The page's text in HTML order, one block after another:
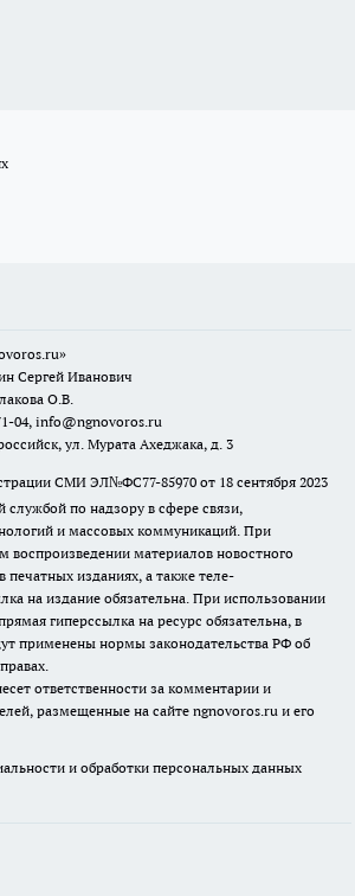
Сергей Иванович
О.В.
04, info@ngnovoros.ru
ул. Мурата Ахеджака, д. 3
СМИ ЭЛ№ФС77-85970 от 18 сентября 2023
службой по надзору в сфере связи,
и массовых коммуникаций. При
воспроизведении материалов новостного
печатных изданиях, а также теле-
на издание обязательна. При использовании
гиперссылка на ресурс обязательна, в
применены нормы законодательства РФ об
ответственности за комментарии и
размещенные на сайте ngnovoros.ru и его
и обработки персональных данных